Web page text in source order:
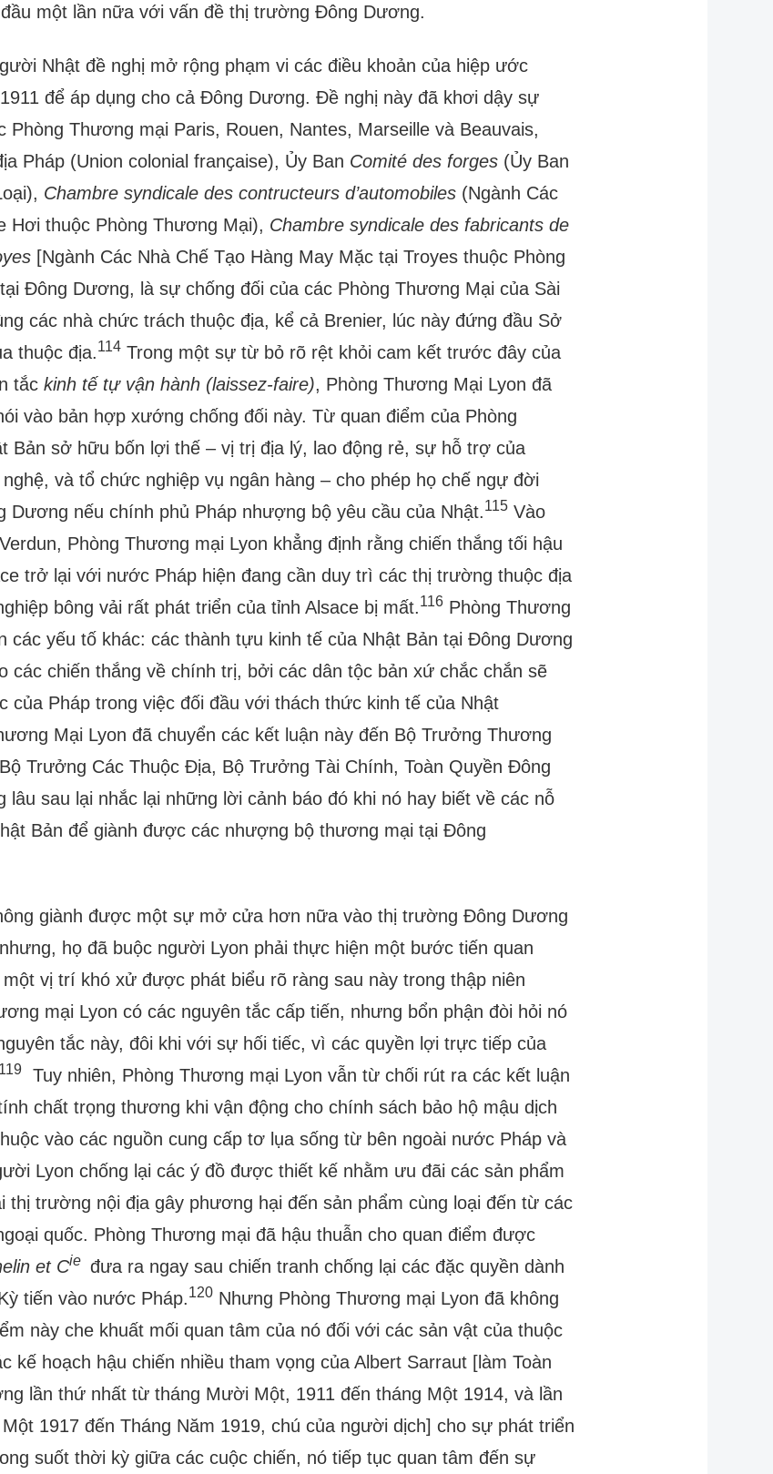
đầu một lần nữa với vấn đề thị trường Đông Dương.
Nhật đề nghị mở rộng phạm vi các điều khoản của hiệp ước
để áp dụng cho cả Đông Dương. Đề nghị này đã khơi dậy sự
Phòng Thương mại Paris, Rouen, Nantes, Marseille và Beauvais,
Pháp (Union colonial franҫaise), Ủy Ban Comité des forges (Ủy Ban
Chambre syndicale des contructeurs d’automobiles (Ngành Các
Hơi thuộc Phòng Thương Mại), Chambre syndicale des fabricants de
[Ngành Các Nhà Chế Tạo Hàng May Mặc tại Troyes thuộc Phòng
Đông Dương, là sự chống đối của các Phòng Thương Mại của Sài
các nhà chức trách thuộc địa, kể cả Brenier, lúc này đứng đầu Sở
thuộc địa.114 Trong một sự từ bỏ rõ rệt khỏi cam kết trước đây của
tắckinh tế tự vận hành (laissez-faire), Phòng Thương Mại Lyon đã
vào bản hợp xướng chống đối này. Từ quan điểm của Phòng
Bản sở hữu bốn lợi thế – vị trị địa lý, lao động rẻ, sự hỗ trợ của
và tổ chức nghiệp vụ ngân hàng – cho phép họ chế ngự đời
Dương nếu chính phủ Pháp nhượng bộ yêu cầu của Nhật.115 Vào
Phòng Thương mại Lyon khẳng định rằng chiến thắng tối hậu
trở lại với nước Pháp hiện đang cần duy trì các thị trường thuộc địa
bông vải rất phát triển của tỉnh Alsace bị mất.116 Phòng Thương
các yếu tố khác: các thành tựu kinh tế của Nhật Bản tại Đông Dương
các chiến thắng về chính trị, bởi các dân tộc bản xứ chắc chắn sẽ
của Pháp trong việc đối đầu với thách thức kinh tế của Nhật
Mại Lyon đã chuyển các kết luận này đến Bộ Trưởng Thương
Trưởng Các Thuộc Địa, Bộ Trưởng Tài Chính, Toàn Quyền Đông
lâu sau lại nhắc lại những lời cảnh báo đó khi nó hay biết về các nỗ
Bản để giành được các nhượng bộ thương mại tại Đông
giành được một sự mở cửa hơn nữa vào thị trường Đông Dương
họ đã buộc người Lyon phải thực hiện một bước tiến quan
vị trí khó xử được phát biểu rõ ràng sau này trong thập niên
mại Lyon có các nguyên tắc cấp tiến, nhưng bổn phận đòi hỏi nó
tắc này, đôi khi với sự hối tiếc, vì các quyền lợi trực tiếp của
119
Tuy nhiên, Phòng Thương mại Lyon vẫn từ chối rút ra các kết luận
chất trọng thương khi vận động cho chính sách bảo hộ mậu dịch
vào các nguồn cung cấp tơ lụa sống từ bên ngoài nước Pháp và
Lyon chống lại các ý đồ được thiết kế nhằm ưu đãi các sản phẩm
thị trường nội địa gây phương hại đến sản phẩm cùng loại đến từ các
quốc. Phòng Thương mại đã hậu thuẫn cho quan điểm được
et Cie đưa ra ngay sau chiến tranh chống lại các đặc quyền dành
tiến vào nước Pháp.120 Nhưng Phòng Thương mại Lyon đã không
này che khuất mối quan tâm của nó đối với các sản vật của thuộc
kế hoạch hậu chiến nhiều tham vọng của Albert Sarraut [làm Toàn
lần thứ nhất từ tháng Mười Một, 1911 đến tháng Một 1914, và lần
1917 đến Tháng Năm 1919, chú của người dịch] cho sự phát triển
suốt thời kỳ giữa các cuộc chiến, nó tiếp tục quan tâm đến sự